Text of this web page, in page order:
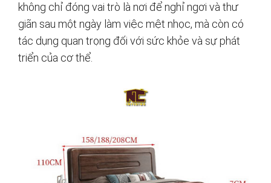
không chỉ đóng vai trò là nơi để nghỉ ngơi và thư
giãn sau một ngày làm việc mệt nhọc, mà còn có
tác dụng quan trọng đối với sức khỏe và sự phát
triển của cơ thể.